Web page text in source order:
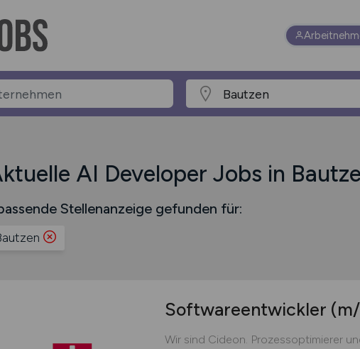
AI Developer Jobs in
Stellenanzeige gefunden für:
Softwareentwickler
Wir sind Cideon. Prozessoptimierer